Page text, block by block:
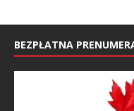
BEZPŁATNA